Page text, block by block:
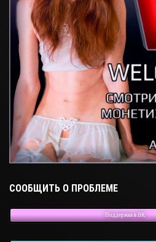
СООБЩИТЬ О ПРОБЛЕМЕ
Поддержка в ВК